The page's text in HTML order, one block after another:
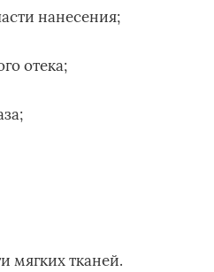
нанесения;
отека;
мягких тканей.